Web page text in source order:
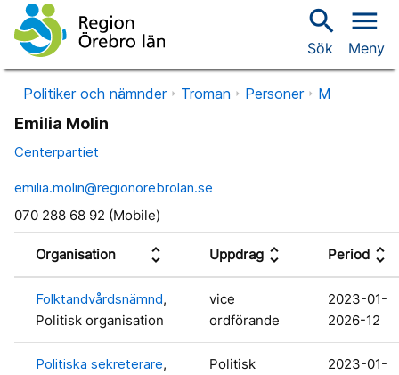
search
Sök
menu
Meny
Politiker och nämnder Troman Personer M
Emilia Molin
Centerpartiet
emilia.molin@regionorebrolan.se
070 288 68 92 (Mobile)
Organisation unfold_more Uppdrag unfold_more Period unfold_more
Folktandvårdsnämnd,
Politisk organisation
vice
ordförande
2023-01-
2026-12
Politiska sekreterare,
Politisk
2023-01-